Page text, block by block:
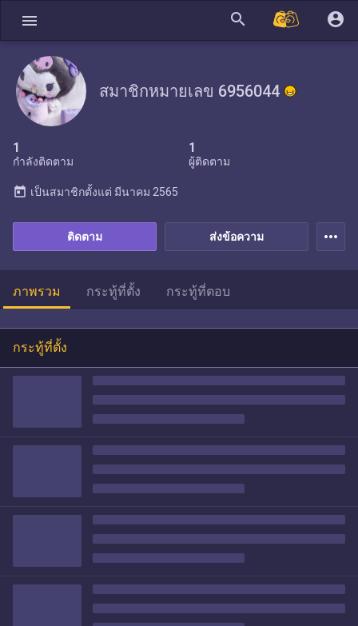
menu search account_circle
สมาชิกหมายเลข 6956044
1
กำลังติดตาม
1
ผู้ติดตาม
ส่งข้อความ
ติดตาม
today เป็นสมาชิกตั้งแต่ มีนาคม 2565
more_horiz
ภาพรวม กระทู้ที่ตั้ง กระทู้ที่ตอบ
กระทู้ที่ตั้ง